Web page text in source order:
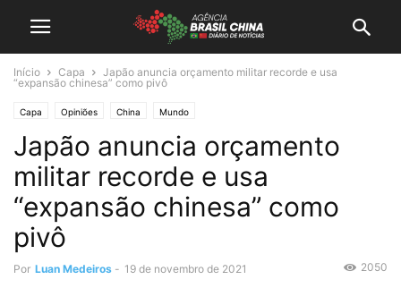
Início Capa
Japão anuncia orçamento militar recorde e usa
“expansão chinesa” como pivô
Capa Opiniões China Mundo
Japão anuncia orçamento
militar recorde e usa
“expansão chinesa” como
pivô
Por Luan Medeiros - 19 de novembro de 2021 2050